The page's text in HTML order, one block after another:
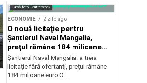
Sursă foto: Shutterstock
ECONOMIE 2 zile ago
O nouă licitaţie pentru
Şantierul Naval Mangalia,
preţul rămâne 184 milioane
euro
Şantierul Naval Mangalia: a treia
licitaţie fără ofertanţi, preţul rămâne
184 milioane euro O...